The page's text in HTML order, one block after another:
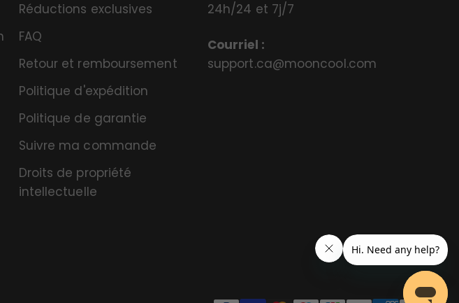
Réductions exclusives
FAQ
Retour et remboursement
Politique d'expédition
Politique de garantie
Suivre ma commande
Droits de propriété
intellectuelle
24h/24 et 7j/7
Courriel :
support.ca@mooncool.com